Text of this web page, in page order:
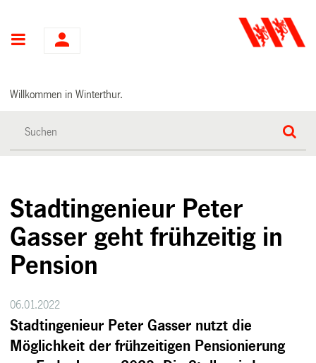
Hauptnavigation
Willkommen in Winterthur.
Stadtingenieur Peter
Gasser geht frühzeitig in
Pension
06.01.2022
Stadtingenieur Peter Gasser nutzt die
Möglichkeit der frühzeitigen Pensionierung